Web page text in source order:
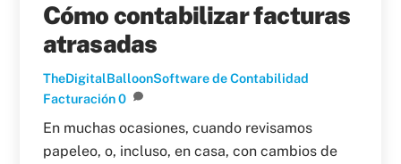
Cómo contabilizar facturas
atrasadas
TheDigitalBalloonSoftware de Contabilidad
Facturación0
En muchas ocasiones, cuando revisamos
papeleo, o, incluso, en casa, con cambios de